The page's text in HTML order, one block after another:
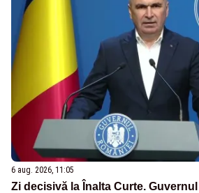
6 aug. 2026, 11:05
Zi decisivă la Înalta Curte.